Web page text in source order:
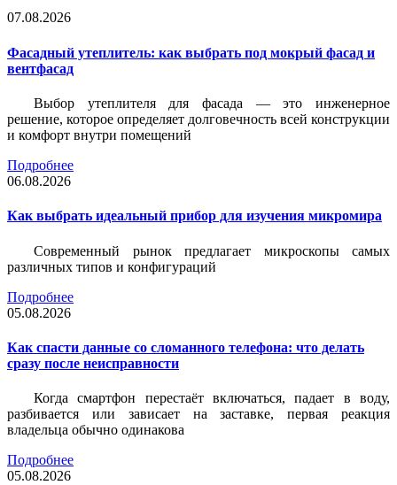
07.08.2026
Фасадный утеплитель: как выбрать под мокрый фасад и
вентфасад
Выбор утеплителя для фасада — это инженерное
решение, которое определяет долговечность всей конструкции
и комфорт внутри помещений
Подробнее
06.08.2026
Как выбрать идеальный прибор для изучения микромира
Современный рынок предлагает микроскопы самых
различных типов и конфигураций
Подробнее
05.08.2026
Как спасти данные со сломанного телефона: что делать
сразу после неисправности
Когда смартфон перестаёт включаться, падает в воду,
разбивается или зависает на заставке, первая реакция
владельца обычно одинакова
Подробнее
05.08.2026